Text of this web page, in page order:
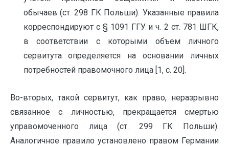
обычаев (ст. 298 ГК Польши). Указанные правила
корреспондируют с § 1091 ГГУ и ч. 2 ст. 781 ШГК,
в соответствии с которыми объем личного
сервитута определяется на основании личных
потребностей правомочного лица [1, с. 20].
Во-вторых, такой сервитут, как право, неразрывно
связанное с личностью, прекращается смертью
управомоченного лица (ст. 299 ГК Польши).
Аналогичное правило установлено правом Германии